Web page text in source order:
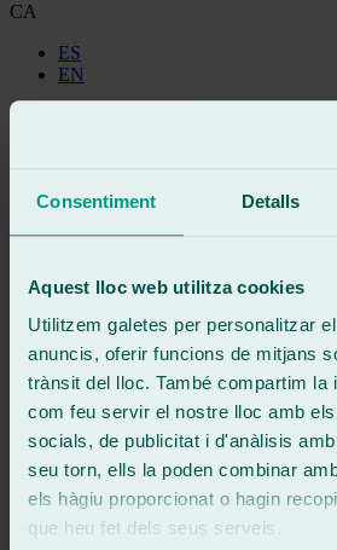
Consentiment Detalls
Aquest lloc web utilitza cookies
Utilitzem galetes per personalitzar
anuncis, oferir funcions de mitjans
trànsit del lloc. També compartim la
com feu servir el nostre lloc amb
socials, de publicitat i d'anàlisis
seu torn, ells la poden combinar
els hàgiu proporcionat o hagin
que heu fet dels seus serveis.
CA
ES
EN
Truca gratis
Demanar cita
900 333 733
671 015 121
Ralarsa
Història i evolució de Ralarsa
Franquícies Ralarsa